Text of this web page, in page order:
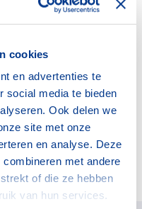
cookies
en advertenties te
social media te bieden
Ook delen we
site met onze
en analyse. Deze
met andere
of die ze hebben
van hun services.
voor wie dat
van deze
je er een goede